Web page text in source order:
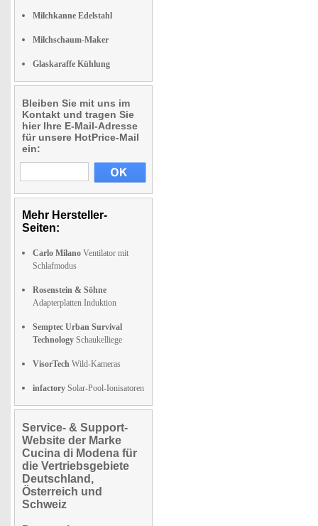
Milchkanne Edelstahl
Milchschaum-Maker
Glaskaraffe Kühlung
Bleiben Sie mit uns im
Kontakt und tragen Sie
hier Ihre E-Mail-Adresse
für unsere HotPrice-Mail
ein:
Mehr Hersteller-
Seiten:
Carlo Milano Ventilator mit
Schlafmodus
Rosenstein & Söhne
Adapterplatten Induktion
Semptec Urban Survival
Technology Schaukelliege
VisorTech Wild-Kameras
infactory Solar-Pool-Ionisatoren
Service- & Support-
Website der Marke
Cucina di Modena für
die Vertriebsgebiete
Deutschland,
Österreich und
Schweiz